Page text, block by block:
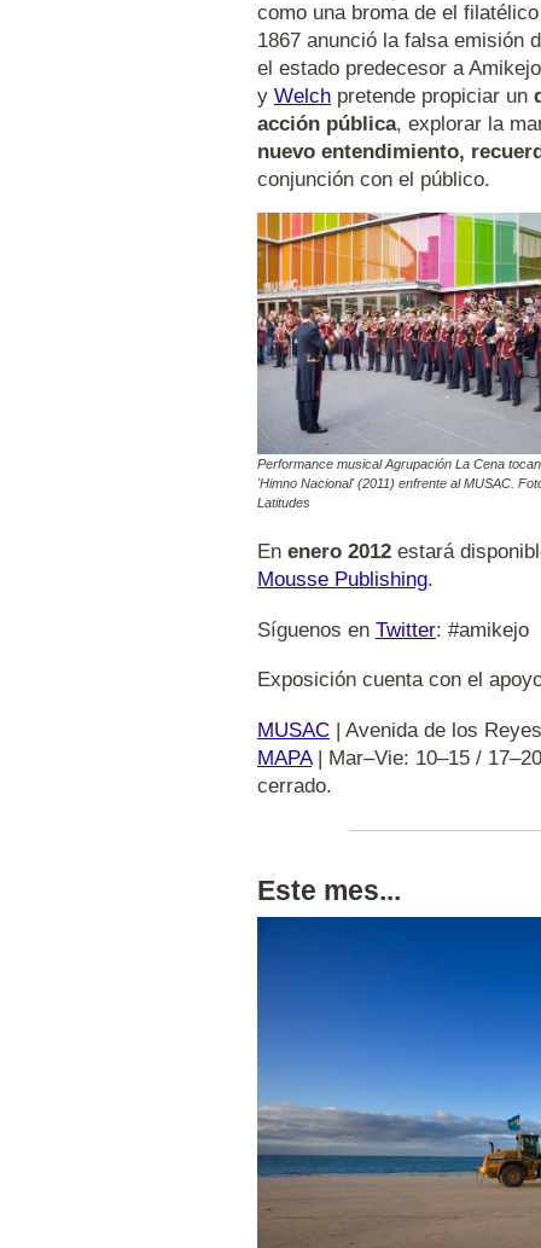
como una broma de el
1867 anunció la falsa emisión
el estado predecesor a
y Welch pretende propiciar un
acción pública, explorar la
nuevo entendimiento,
conjunción con el público.
Performance musical Agrupación La Cena
'Himno Nacional' (2011) enfrente al MUSAC.
Latitudes
En enero 2012 estará
Mousse Publishing.
Síguenos en Twitter: #amikejo
Exposición cuenta con el
MUSAC | Avenida de los
MAPA| Mar–Vie: 10–15 /
cerrado.
Este mes...